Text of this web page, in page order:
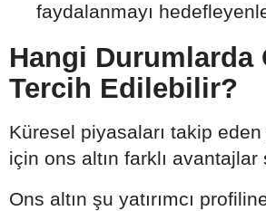
faydalanmayı
Hangi Durumlarda
Tercih Edilebilir?
Küresel piyasaları takip eden
için ons altın farklı avantajlar
Ons altın şu yatırımcı